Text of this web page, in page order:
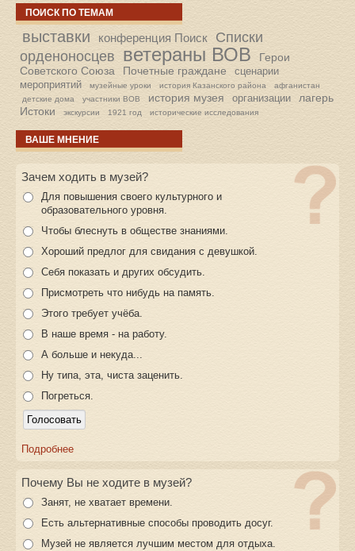
ПОИСК ПО ТЕМАМ
выставки конференция Поиск
Списки
орденоносцев ветераны ВОВ
Герои
Советского Союза
Почетные граждане
сценарии
мероприятий
музейные уроки история Казанского района
афганистан
детские дома
участники ВОВ история музея организации
лагерь
Истоки
экскурсии 1921 год исторические исследования
ВАШЕ МНЕНИЕ
Зачем ходить в музей?
Для повышения своего культурного и
образовательного уровня.
Чтобы блеснуть в обществе знаниями.
Хороший предлог для свидания с девушкой.
Себя показать и других обсудить.
Присмотреть что нибудь на память.
Этого требует учёба.
В наше время - на работу.
А больше и некуда...
Ну типа, эта, чиста заценить.
Погреться.
Подробнее
Почему Вы не ходите в музей?
Занят, не хватает времени.
Есть альтернативные способы проводить досуг.
Музей не является лучшим местом для отдыха.